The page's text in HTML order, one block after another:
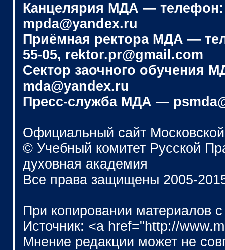
Канцелярия МДА — телефон:
mpda@yandex.ru
Приёмная ректора МДА —
55-05, rektor.pr@gmail.com
Сектор заочного обучения
mda@yandex.ru
Пресс-служба МДА —
Официальный сайт
© Учебный комитет Русской
духовная академия
Все права защищены 2005-
При копировании материалов
Источник: <a href="http://
Мнение редакции может не